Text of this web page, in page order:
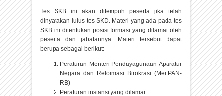
Tes SKB ini akan ditempuh peserta jika telah
dinyatakan lulus tes SKD. Materi yang ada pada tes
SKB ini ditentukan posisi formasi yang dilamar oleh
peserta dan jabatannya. Materi tersebut dapat
berupa sebagai berikut:
Peraturan Menteri Pendayagunaan Aparatur
Negara dan Reformasi Birokrasi (MenPAN-
RB)
Peraturan instansi yang dilamar